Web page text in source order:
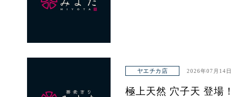
ヤエチカ店 2026年07月14日
極上天然 穴子天 登場！